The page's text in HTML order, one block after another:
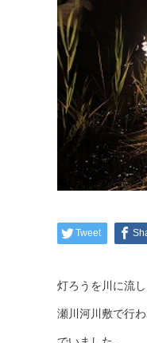
Tweet
灯ろうを川に流
瀬川河川敷で行